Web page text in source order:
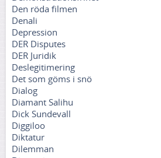
Den röda filmen
Denali
Depression
DER Disputes
DER Juridik
Deslegitimering
Det som göms i snö
Dialog
Diamant Salihu
Dick Sundevall
Diggiloo
Diktatur
Dilemman